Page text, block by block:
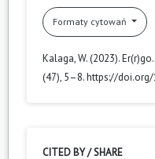
Formaty cytowań
Kalaga, W. (2023). Er(r)go.
(47), 5–8. https://
CITED BY / SHARE